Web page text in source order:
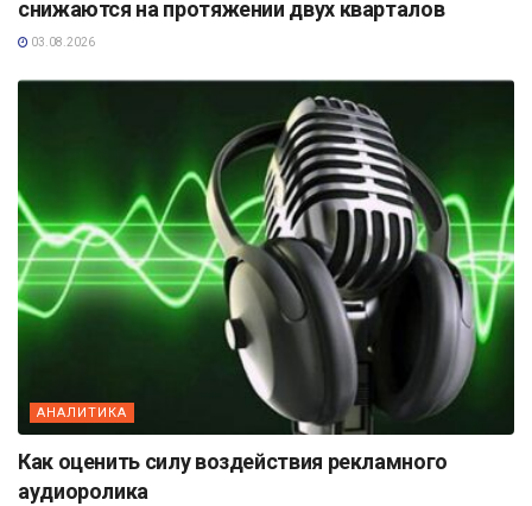
снижаются на протяжении двух кварталов
03.08.2026
АНАЛИТИКА
Как оценить силу воздействия рекламного
аудиоролика